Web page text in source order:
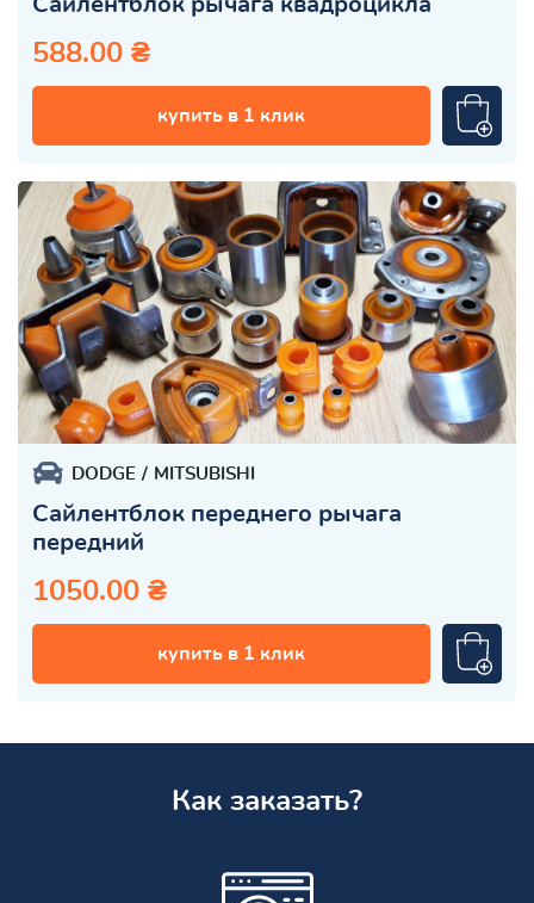
588.00 ₴
купить в 1 клик
DODGE MITSUBISHI
Сайлентблок переднего рычага
передний
1050.00 ₴
купить в 1 клик
Как заказать?